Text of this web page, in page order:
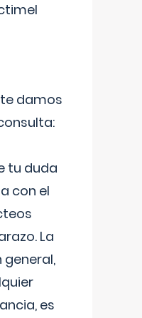
damos
tu duda
con el
La
es